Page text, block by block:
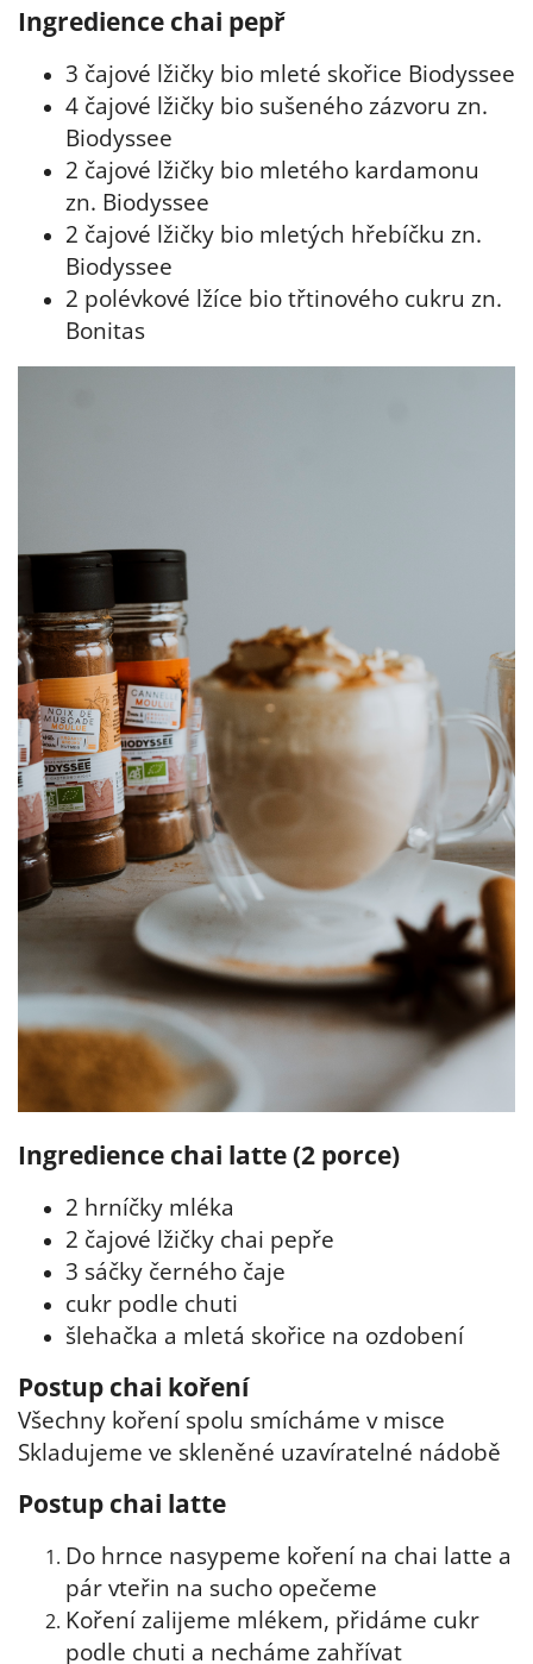
Ingredience chai pepř
3 čajové lžičky bio mleté ​​skořice Biodyssee
4 čajové lžičky bio sušeného zázvoru zn.
Biodyssee
2 čajové lžičky bio mletého kardamonu
zn. Biodyssee
2 čajové lžičky bio mletých hřebíčku zn.
Biodyssee
2 polévkové lžíce bio třtinového cukru zn.
Bonitas
Ingredience chai latte (2 porce)
2 hrníčky mléka
2 čajové lžičky chai pepře
3 sáčky černého čaje
cukr podle chuti
šlehačka a mletá skořice na ozdobení
Postup chai koření
Všechny koření spolu smícháme v misce
Skladujeme ve skleněné uzavíratelné nádobě
Postup chai latte
Do hrnce nasypeme koření na chai latte a
pár vteřin na sucho opečeme
Koření zalijeme mlékem, přidáme cukr
podle chuti a necháme zahřívat